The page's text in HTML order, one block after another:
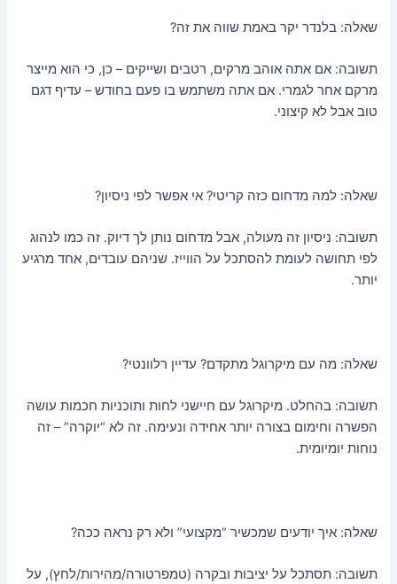
שאלה: בלנדר יקר באמת שווה את זה?
תשובה: אם אתה אוהב מרקים, רטבים ושייקים – כן, כי הוא מייצר
מרקם אחר לגמרי. אם אתה משתמש בו פעם בחודש – עדיף דגם
טוב אבל לא קיצוני.
שאלה: למה מדחום כזה קריטי? אי אפשר לפי ניסיון?
תשובה: ניסיון זה מעולה, אבל מדחום נותן לך דיוק. זה כמו לנהוג
לפי תחושה לעומת להסתכל על הווייז. שניהם עובדים, אחד מרגיע
יותר.
שאלה: מה עם מיקרוגל מתקדם? עדיין רלוונטי?
תשובה: בהחלט. מיקרוגל עם חיישני לחות ותוכניות חכמות עושה
הפשרה וחימום בצורה יותר אחידה ונעימה. זה לא “יוקרה” – זה
נוחות יומיומית.
שאלה: איך יודעים שמכשיר “מקצועי” ולא רק נראה ככה?
תשובה: תסתכל על יציבות ובקרה (טמפרטורה/מהירות/לחץ), על